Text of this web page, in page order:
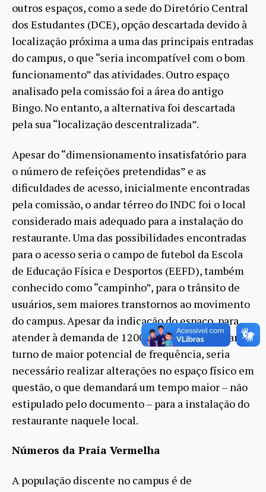
outros espaços, como a sede do Diretório Central
dos Estudantes (DCE), opção descartada devido à
localização próxima a uma das principais entradas
do campus, o que “seria incompatível com o bom
funcionamento” das atividades. Outro espaço
analisado pela comissão foi a área do antigo
Bingo. No entanto, a alternativa foi descartada
pela sua “localização descentralizada”.
Apesar do “dimensionamento insatisfatório para
o número de refeições pretendidas” e as
dificuldades de acesso, inicialmente encontradas
pela comissão, o andar térreo do INDC foi o local
considerado mais adequado para a instalação do
restaurante. Uma das possibilidades encontradas
para o acesso seria o campo de futebol da Escola
de Educação Física e Desportos (EEFD), também
conhecido como “campinho”, para o trânsito de
usuários, sem maiores transtornos ao movimento
do campus. Apesar da indicação do espaço, para
atender à demanda de 1200 refeições no jantar,
turno de maior potencial de frequência, seria
necessário realizar alterações no espaço físico em
questão, o que demandará um tempo maior – não
estipulado pelo documento – para a instalação do
restaurante naquele local.
Números da Praia Vermelha
A população discente no campus é de